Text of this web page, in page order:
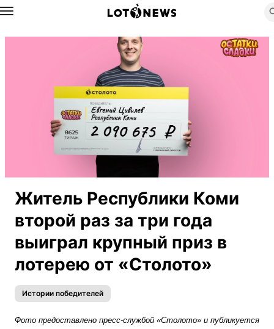
Назад
Житель Республики Коми
второй раз за три года
выиграл крупный приз в
лотерею от «Столото»
Истории победителей
Фото предоставлено пресс-службой «Столото» и публикуется